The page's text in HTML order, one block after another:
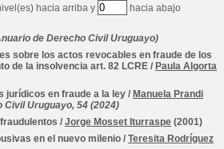
hacia arriba y hacia abajo
de Derecho Civil Uruguayo)
sobre los actos revocables en fraude de los
de la insolvencia art. 82 LCRE / Paula Algorta
jurídicos en fraude a la ley / Manuela Prandi
Civil Uruguayo, 54 (2024)
/ Jorge Mosset Iturraspe (2001)
en el nuevo milenio / Teresita Rodríguez